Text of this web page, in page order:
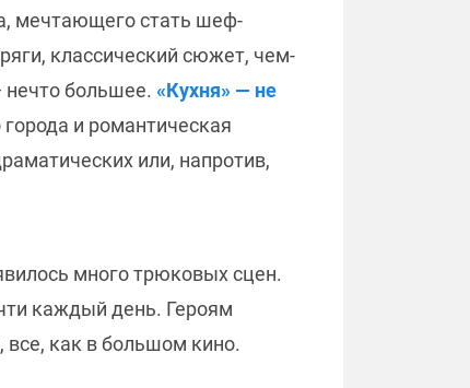
мечтающего стать шеф-
классический сюжет, чем-
большее. «Кухня» — не
и романтическая
или, напротив,
много трюковых сцен.
каждый день. Героям
все, как в большом кино.